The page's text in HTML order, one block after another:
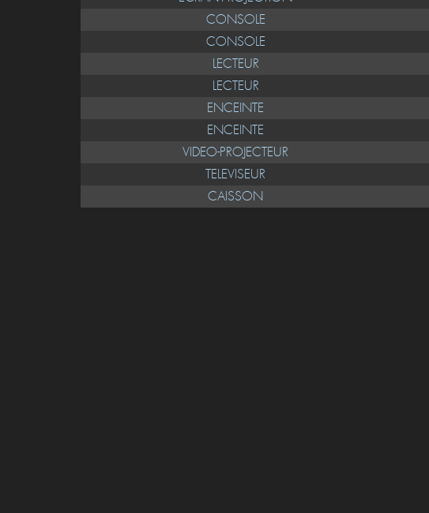
CONSOLE
CONSOLE
LECTEUR
LECTEUR
ENCEINTE
ENCEINTE
VIDEO-PROJECTEUR
TELEVISEUR
CAISSON